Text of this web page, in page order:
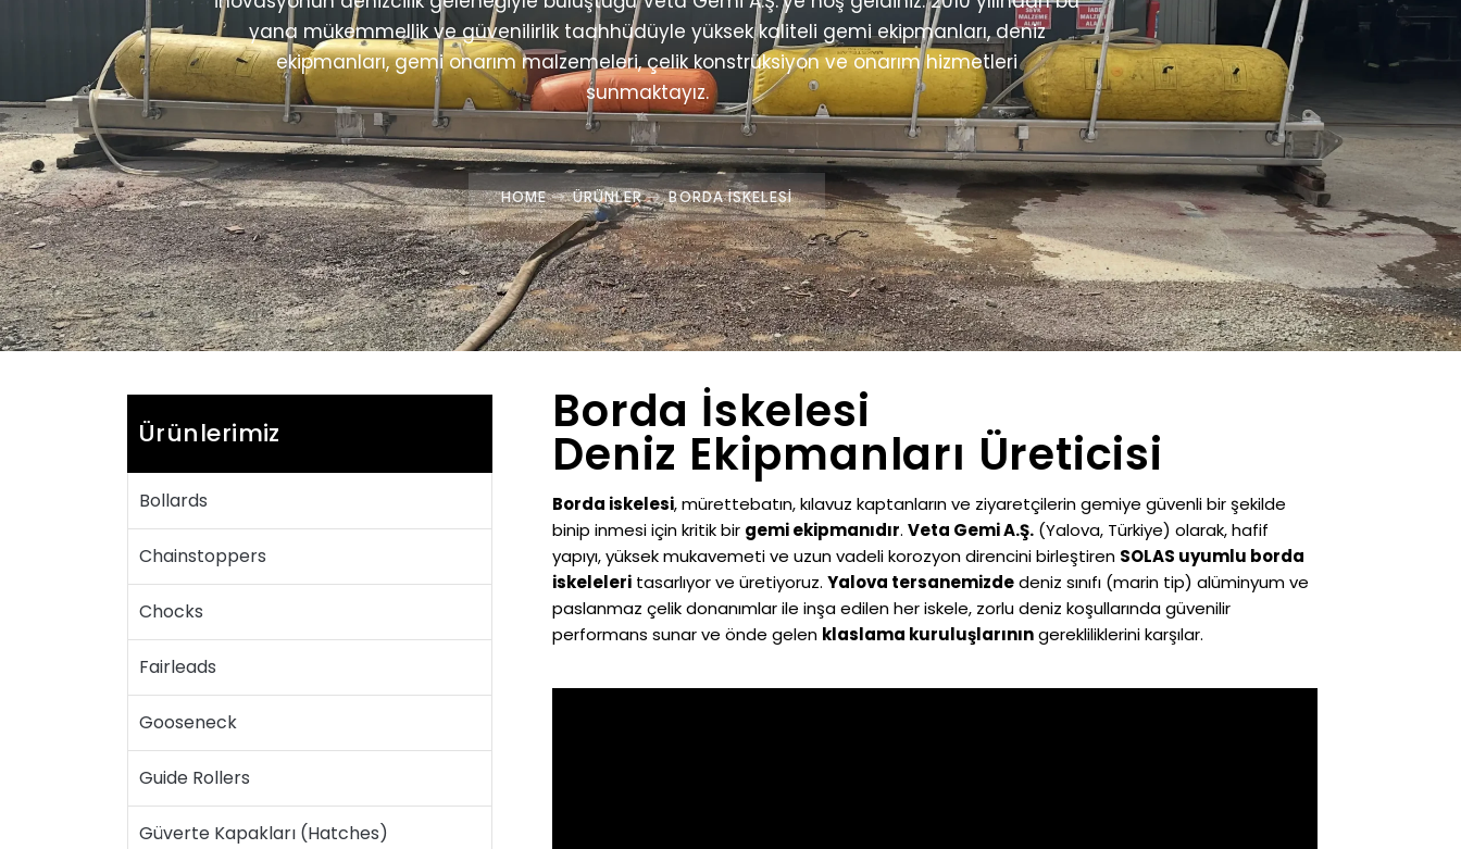
yana mükemmellik ve güvenilirlik taahhüdüyle yüksek kaliteli gemi ekipmanları, deniz
ekipmanları, gemi onarım malzemeleri, çelik konstrüksiyon ve onarım hizmetleri
sunmaktayız.
HOME ÜRÜNLER BORDA İSKELESI
Ürünlerimiz
Bollards
Chainstoppers
Chocks
Fairleads
Gooseneck
Guide Rollers
Güverte Kapakları (Hatches)
Borda İskelesi
Deniz Ekipmanları Üreticisi
Borda iskelesi, mürettebatın, kılavuz kaptanların ve ziyaretçilerin gemiye güvenli bir şekilde
binip inmesi için kritik bir gemi ekipmanıdır.Veta Gemi A.Ş. (Yalova, Türkiye) olarak, hafif
yapıyı, yüksek mukavemeti ve uzun vadeli korozyon direncini birleştiren SOLAS uyumlu borda
iskeleleri tasarlıyor ve üretiyoruz.Yalova tersanemizdedeniz sınıfı (marin tip) alüminyum ve
paslanmaz çelik donanımlar ile inşa edilen her iskele, zorlu deniz koşullarında güvenilir
performans sunar ve önde gelen klaslama kuruluşlarınıngerekliliklerini karşılar.